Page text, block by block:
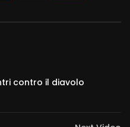
contro il diavolo